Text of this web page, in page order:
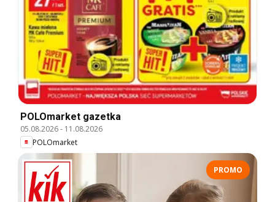
POLOmarket gazetka
05.08.2026- 11.08.2026
POLOmarket
PROMO